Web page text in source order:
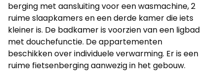
berging met aansluiting voor een wasmachine, 2
ruime slaapkamers en een derde kamer die iets
kleiner is. De badkamer is voorzien van een ligbad
met douchefunctie. De appartementen
beschikken over individuele verwarming. Er is een
ruime fietsenberging aanwezig in het gebouw.